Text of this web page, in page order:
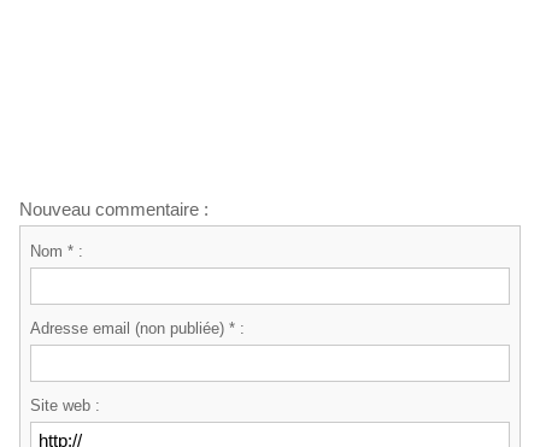
Nouveau commentaire :
Nom * :
Adresse email (non publiée) * :
Site web :